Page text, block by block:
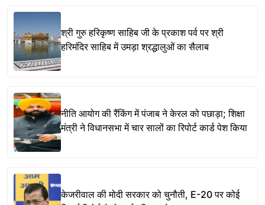
श्री गुरु हरिकृष्ण साहिब जी के प्रकाश पर्व पर श्री
हरिमंदिर साहिब में उमड़ा श्रद्धालुओं का सैलाब
नीति आयोग की रैंकिंग में पंजाब ने केरल को पछाड़ा; शिक्षा
मंत्री ने विधानसभा में चार सालों का रिपोर्ट कार्ड पेश किया
केजरीवाल की मोदी सरकार को चुनौती, E-20 पर कोई